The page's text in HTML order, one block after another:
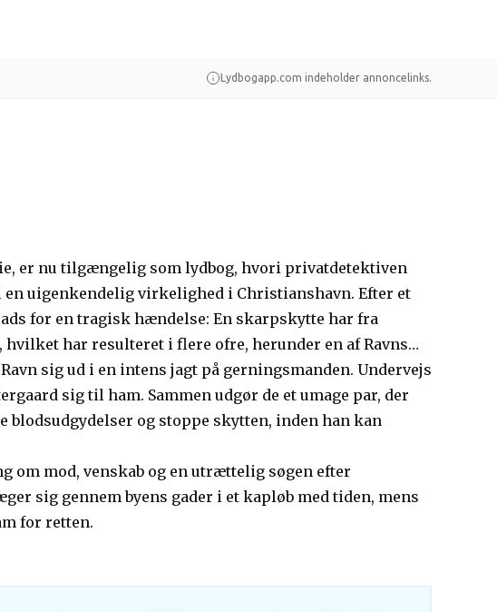
Lydbogapp.com indeholder annoncelinks.
er nu tilgængelig som lydbog, hvori privatdetektiven
en uigenkendelig virkelighed i Christianshavn. Efter et
for en tragisk hændelse: En skarpskytte har fra
har resulteret i flere ofre, herunder en af Ravns
sig ud i en intens jagt på gerningsmanden. Undervejs
sig til ham. Sammen udgør de et umage par, der
og stoppe skytten, inden han kan
om mod, venskab og en utrættelig søgen efter
sig gennem byens gader i et kapløb med tiden, mens
for retten.